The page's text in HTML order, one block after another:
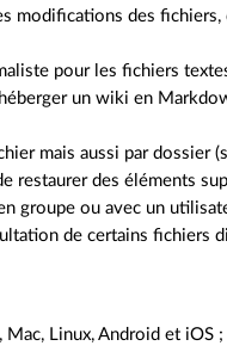
modifications des
pour les fichiers
un wiki en
mais aussi par dossier
restaurer des éléments
groupe ou avec un
de certains fichiers
Linux, Android et iOS ;